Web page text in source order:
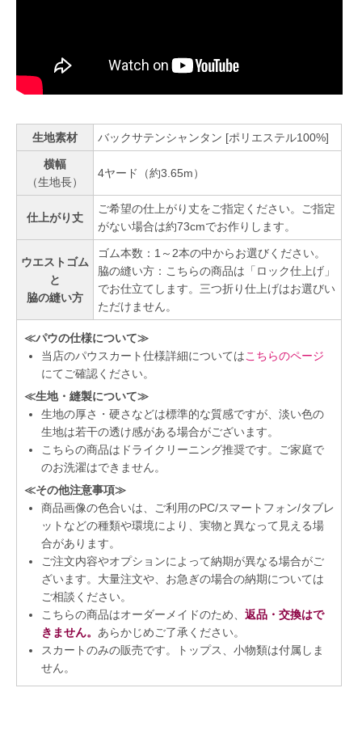
生地素材 バックサテンシャンタン [ポリエステル100%]
横幅
（生地長）
4ヤード（約3.65m）
仕上がり丈
ご希望の仕上がり丈をご指定ください。ご指定
がない場合は約73cmでお作りします。
ウエストゴム
と
脇の縫い方
ゴム本数：1～2本の中からお選びください。
脇の縫い方：こちらの商品は「ロック仕上げ」
でお仕立てします。三つ折り仕上げはお選びい
ただけません。
≪パウの仕様について≫
当店のパウスカート仕様詳細についてはこちらのページ
にてご確認ください。
≪生地・縫製について≫
生地の厚さ・硬さなどは標準的な質感ですが、淡い色の
生地は若干の透け感がある場合がございます。
こちらの商品はドライクリーニング推奨です。ご家庭で
のお洗濯はできません。
≪その他注意事項≫
商品画像の色合いは、ご利用のPC/スマートフォン/タブレ
ットなどの種類や環境により、実物と異なって見える場
合があります。
ご注文内容やオプションによって納期が異なる場合がご
ざいます。大量注文や、お急ぎの場合の納期については
ご相談ください。
こちらの商品はオーダーメイドのため、 返品・交換はで
きません。 あらかじめご了承ください。
スカートのみの販売です。トップス、小物類は付属しま
せん。